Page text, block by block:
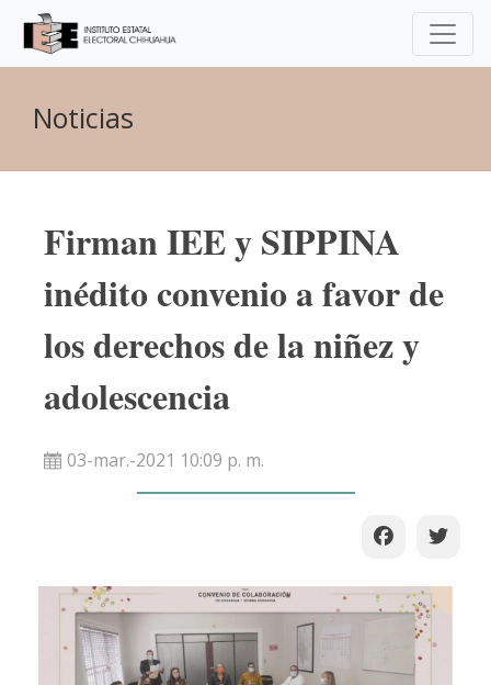
Noticias
Firman IEE y SIPPINA
inédito convenio a favor de
los derechos de la niñez y
adolescencia
03-mar.-2021 10:09 p. m.